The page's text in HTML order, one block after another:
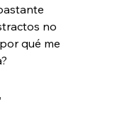
no
qué me